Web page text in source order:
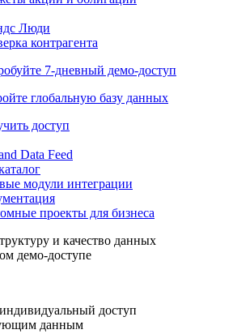
Люди
контрагента
7-дневный демо-доступ
глобальную базу данных
доступ
Data Feed
модули интеграции
проекты для бизнеса
и качество данных
демо-доступе
доступ
данным